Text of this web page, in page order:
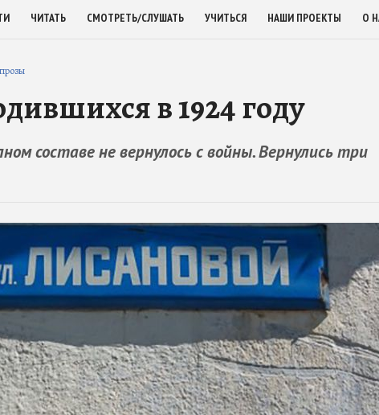
ЧИТАТЬ СМОТРЕТЬ/СЛУШАТЬ УЧИТЬСЯ НАШИ ПРОЕКТЫ О
в 1924 году
составе не вернулось с войны. Вернулись три